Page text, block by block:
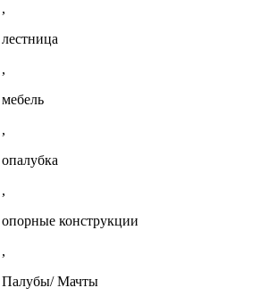
,
лестница
,
мебель
,
опалубка
,
опорные конструкции
,
Палубы/ Мачты